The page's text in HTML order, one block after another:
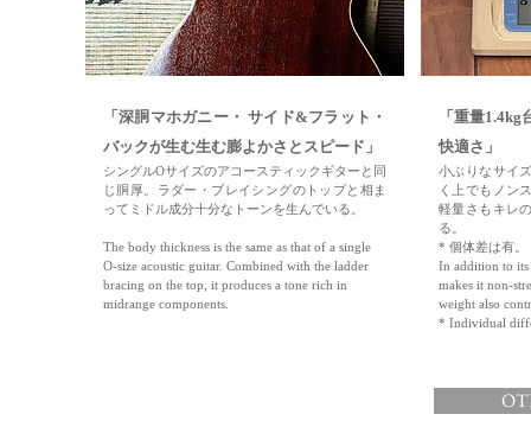
「深胴マホガニー・ サイド&フラット・
バックが生む生む膨よかさとスピード」
シングルOサイズのアコースティックギターと同
じ胴厚。ラダー・ブレイシングのトップと相ま
ってミドル成分十分なトーンを生んでいる。
The body thickness is the same as that of a single
O-size acoustic guitar. Combined with the ladder
bracing on the top, it produces a tone rich in
midrange components.
「重量
快適さ」
小ぶりなサイ
く上でもノン
軽量さもキレ
る。
* 個体差は有。
In addition to
makes it non-
weight also
* Individual